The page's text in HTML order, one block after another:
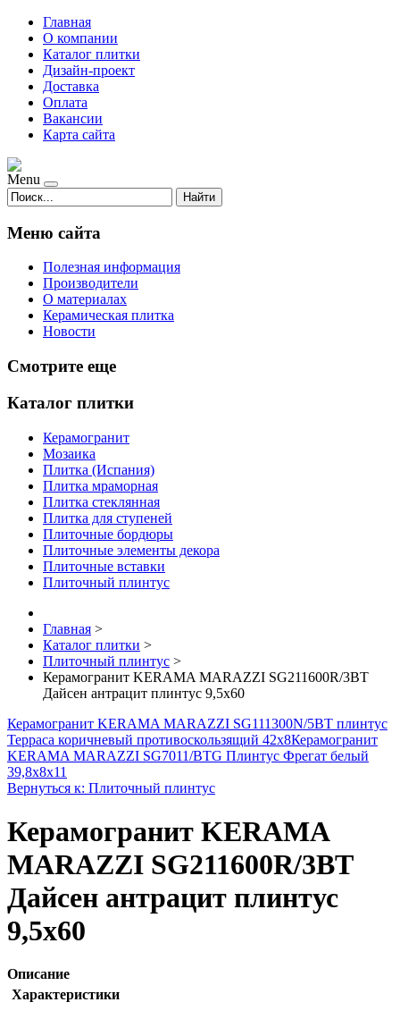
Главная
О компании
Каталог плитки
Дизайн-проект
Доставка
Оплата
Вакансии
Карта сайта
Menu
Найти
Меню сайта
Полезная информация
Производители
О материалах
Керамическая плитка
Новости
Смотрите еще
Каталог плитки
Керамогранит
Мозаика
Плитка (Испания)
Плитка мраморная
Плитка стеклянная
Плитка для ступеней
Плиточные бордюры
Плиточные элементы декора
Плиточные вставки
Плиточный плинтус
Главная >
Каталог плитки >
Плиточный плинтус >
Керамогранит KERAMA MARAZZI SG211600R/3BT
Дайсен антрацит плинтус 9,5х60
Керамогранит KERAMA MARAZZI SG111300N/5BT плинтус
Терраса коричневый противоскользящий 42х8Керамогранит
KERAMA MARAZZI SG7011/BTG Плинтус Фрегат белый
39,8х8х11
Вернуться к: Плиточный плинтус
Керамогранит KERAMA
MARAZZI SG211600R/3BT
Дайсен антрацит плинтус
9,5х60
Описание
Характеристики